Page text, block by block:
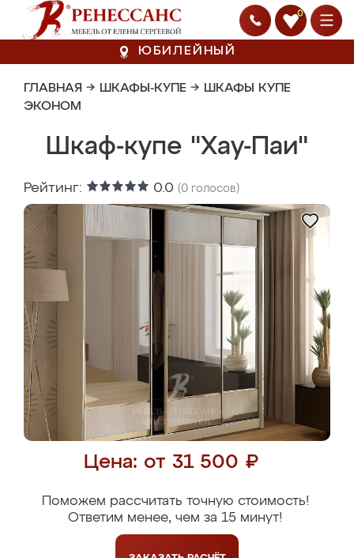
0
ЮБИЛЕЙНЫЙ
ГЛАВНАЯ → ШКАФЫ-КУПЕ → ШКАФЫ КУПЕ
ЭКОНОМ
Шкаф-купе "Хау-Паи"
Рейтинг: 0.0 (0 голосов)
Цена: от 31 500 ₽
Поможем рассчитать точную стоимость!
Ответим менее, чем за 15 минут!